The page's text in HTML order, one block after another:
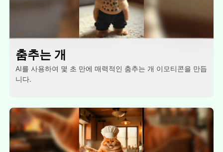
춤추는 개
AI를 사용하여 몇 초 만에 매력적인 춤추는 개 이모티콘을 만듭
니다.